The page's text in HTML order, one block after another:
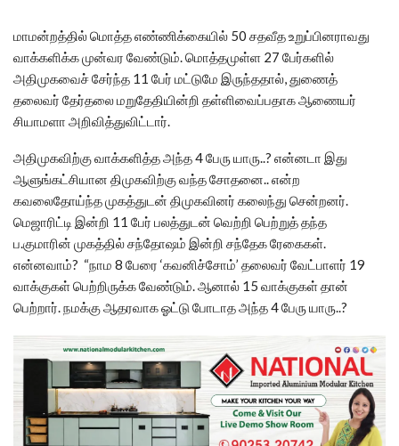
மாமன்றத்தில் மொத்த எண்ணிக்கையில் 50 சதவீத உறுப்பினராவது
வாக்களிக்க முன்வர வேண்டும். மொத்தமுள்ள 27 பேர்களில்
அதிமுகவைச் சேர்ந்த 11 பேர் மட்டுமே இருந்ததால், துணைத்
தலைவர் தேர்தலை மறுதேதியின்றி தள்ளிவைப்பதாக ஆணையர்
சியாமளா அறிவித்துவிட்டார்.
அதிமுகவிற்கு வாக்களித்த அந்த 4 பேரு யாரு..? என்னடா இது
ஆளுங்கட்சியான திமுகவிற்கு வந்த சோதனை.. என்ற
கவலைதோய்ந்த முகத்துடன் திமுகவினர் கலைந்து சென்றனர்.
மெஜாரிட்டி இன்றி 11 பேர் பலத்துடன் வெற்றி பெற்றுத் தந்த
ப.குமாரின் முகத்தில் சந்தோஷம் இன்றி சந்தேக ரேகைகள்.
என்னவாம்? “நாம 8 பேரை ‘கவனிச்சோம்’ தலைவர் வேட்பாளர் 19
வாக்குகள் பெற்றிருக்க வேண்டும். ஆனால் 15 வாக்குகள் தான்
பெற்றார். நமக்கு ஆதரவாக ஓட்டு போடாத அந்த 4 பேரு யாரு..?